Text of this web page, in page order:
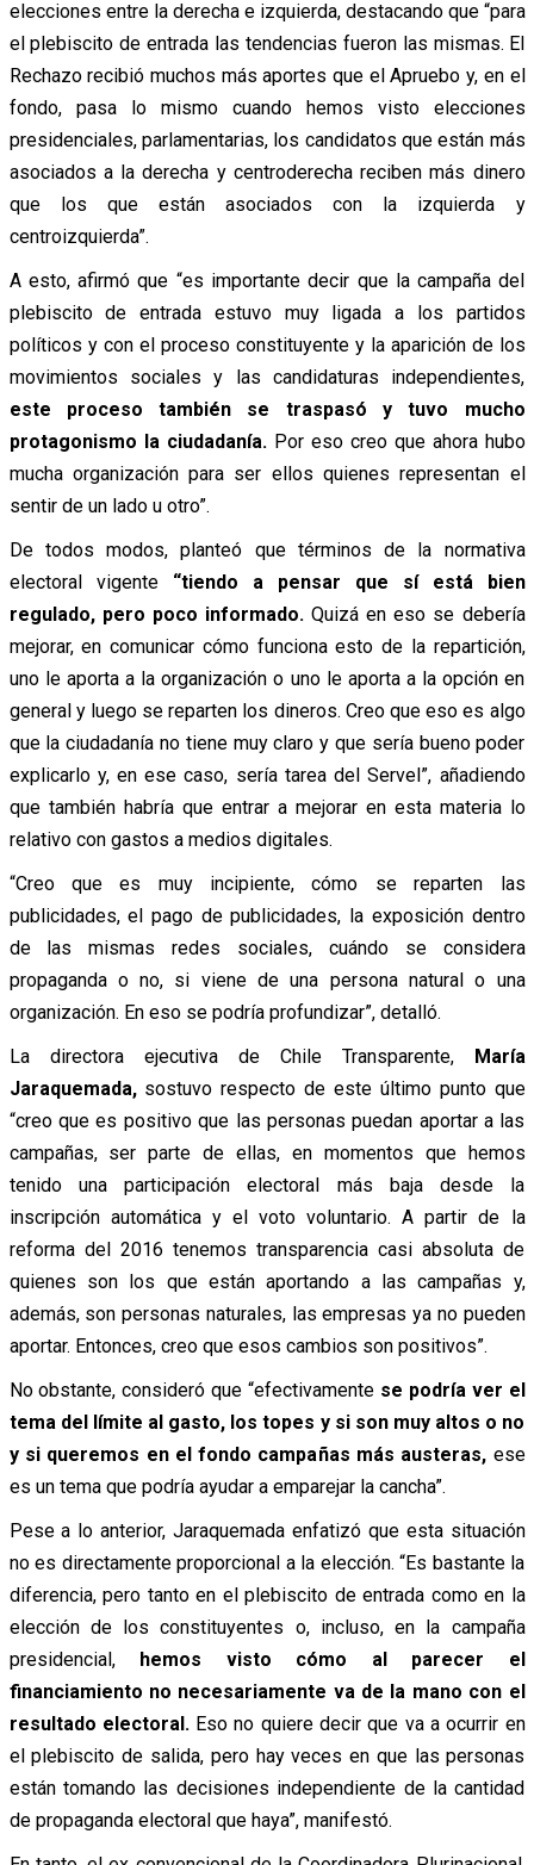
elecciones entre la derecha e izquierda, destacando que “para
el plebiscito de entrada las tendencias fueron las mismas. El
Rechazo recibió muchos más aportes que el Apruebo y, en el
fondo, pasa lo mismo cuando hemos visto elecciones
presidenciales, parlamentarias, los candidatos que están más
asociados a la derecha y centroderecha reciben más dinero
que los que están asociados con la izquierda y
centroizquierda”.
A esto, afirmó que “es importante decir que la campaña del
plebiscito de entrada estuvo muy ligada a los partidos
políticos y con el proceso constituyente y la aparición de los
movimientos sociales y las candidaturas independientes,
este proceso también se traspasó y tuvo mucho
protagonismo la ciudadanía. Por eso creo que ahora hubo
mucha organización para ser ellos quienes representan el
sentir de un lado u otro”.
De todos modos, planteó que términos de la normativa
electoral vigente “tiendo a pensar que sí está bien
regulado, pero poco informado. Quizá en eso se debería
mejorar, en comunicar cómo funciona esto de la repartición,
uno le aporta a la organización o uno le aporta a la opción en
general y luego se reparten los dineros. Creo que eso es algo
que la ciudadanía no tiene muy claro y que sería bueno poder
explicarlo y, en ese caso, sería tarea del Servel”, añadiendo
que también habría que entrar a mejorar en esta materia lo
relativo con gastos a medios digitales.
“Creo que es muy incipiente, cómo se reparten las
publicidades, el pago de publicidades, la exposición dentro
de las mismas redes sociales, cuándo se considera
propaganda o no, si viene de una persona natural o una
organización. En eso se podría profundizar”, detalló.
La directora ejecutiva de Chile Transparente, María
Jaraquemada,sostuvo respecto de este último punto que
“creo que es positivo que las personas puedan aportar a las
campañas, ser parte de ellas, en momentos que hemos
tenido una participación electoral más baja desde la
inscripción automática y el voto voluntario. A partir de la
reforma del 2016 tenemos transparencia casi absoluta de
quienes son los que están aportando a las campañas y,
además, son personas naturales, las empresas ya no pueden
aportar. Entonces, creo que esos cambios son positivos”.
No obstante, consideró que “efectivamente se podría ver el
tema del límite al gasto, los topes y si son muy altos o no
y si queremos en el fondo campañas más austeras, ese
es un tema que podría ayudar a emparejar la cancha”.
Pese a lo anterior, Jaraquemada enfatizó que esta situación
no es directamente proporcional a la elección. “Es bastante la
diferencia, pero tanto en el plebiscito de entrada como en la
elección de los constituyentes o, incluso, en la campaña
presidencial, hemos visto cómo al parecer el
financiamiento no necesariamente va de la mano con el
resultado electoral. Eso no quiere decir que va a ocurrir en
el plebiscito de salida, pero hay veces en que las personas
están tomando las decisiones independiente de la cantidad
de propaganda electoral que haya”, manifestó.